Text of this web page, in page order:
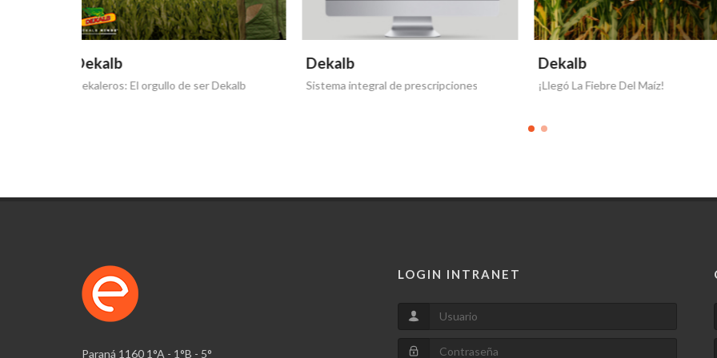
Dekalb
Sistema integral de prescripciones
Dekalb
¡Llegó La Fiebre Del Maíz!
Dekalb
¡Novedades en Dekalb!
Paraná 1160 1°A - 1°B - 5°
LOGIN INTRANET